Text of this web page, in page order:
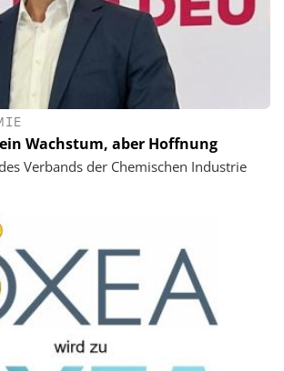
Wachstum, aber Hoffnung
Verbands der Chemischen Industrie